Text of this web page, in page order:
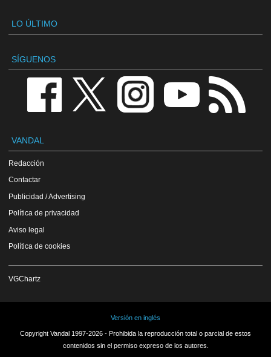
LO ÚLTIMO
SÍGUENOS
VANDAL
Redacción
Contactar
Publicidad / Advertising
Política de privacidad
Aviso legal
Política de cookies
VGChartz
Versión en inglés
Copyright Vandal 1997-2026 - Prohibida la reproducción total o parcial de estos
contenidos sin el permiso expreso de los autores.